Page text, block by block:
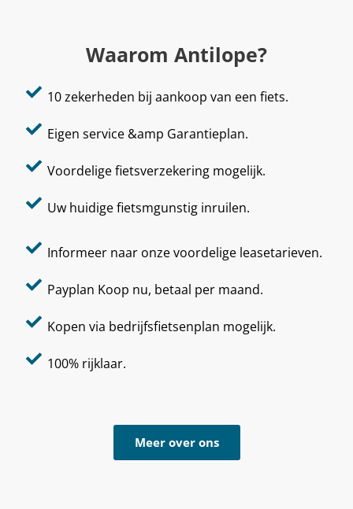
Waarom Antilope?
10 zekerheden bij aankoop van een fiets.
Eigen service &amp Garantieplan.
Voordelige fietsverzekering mogelijk.
Uw huidige fietsmgunstig inruilen.
Informeer naar onze voordelige leasetarieven.
Payplan Koop nu, betaal per maand.
Kopen via bedrijfsfietsenplan mogelijk.
100% rijklaar.
Meer over ons